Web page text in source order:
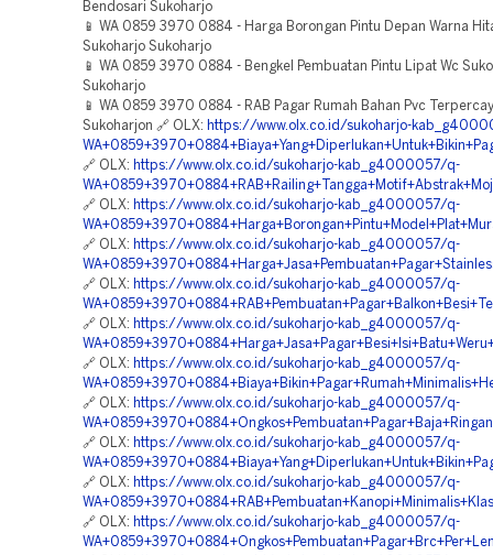
Bendosari Sukoharjo
📱 WA 0859 3970 0884 - Harga Borongan Pintu Depan Warna
Sukoharjo Sukoharjo
📱 WA 0859 3970 0884 - Bengkel Pembuatan Pintu Lipat Wc
Sukoharjo
📱 WA 0859 3970 0884 - RAB Pagar Rumah Bahan Pvc
Sukoharjon 🔗 OLX: https://www.olx.co.id/sukoharjo-
🔗 OLX: https://www.olx.co.id/sukoharjo-kab_g4000057/q-
🔗 OLX: https://www.olx.co.id/sukoharjo-kab_g4000057/q-
🔗 OLX: https://www.olx.co.id/sukoharjo-kab_g4000057/q-
🔗 OLX: https://www.olx.co.id/sukoharjo-kab_g4000057/q-
🔗 OLX: https://www.olx.co.id/sukoharjo-kab_g4000057/q-
🔗 OLX: https://www.olx.co.id/sukoharjo-kab_g4000057/q-
🔗 OLX: https://www.olx.co.id/sukoharjo-kab_g4000057/q-
🔗 OLX: https://www.olx.co.id/sukoharjo-kab_g4000057/q-
🔗 OLX: https://www.olx.co.id/sukoharjo-kab_g4000057/q-
🔗 OLX: https://www.olx.co.id/sukoharjo-kab_g4000057/q-